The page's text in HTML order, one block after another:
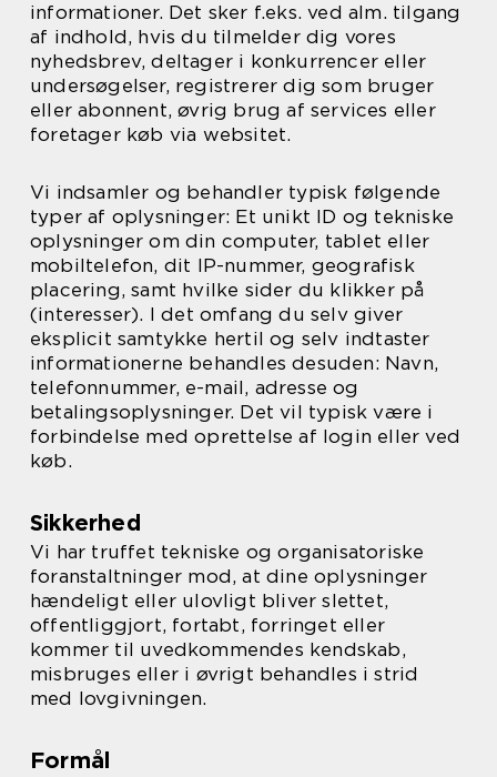
informationer. Det sker f.eks. ved alm. tilgang
af indhold, hvis du tilmelder dig vores
nyhedsbrev, deltager i konkurrencer eller
undersøgelser, registrerer dig som bruger
eller abonnent, øvrig brug af services eller
foretager køb via websitet.
Vi indsamler og behandler typisk følgende
typer af oplysninger: Et unikt ID og tekniske
oplysninger om din computer, tablet eller
mobiltelefon, dit IP-nummer, geografisk
placering, samt hvilke sider du klikker på
(interesser). I det omfang du selv giver
eksplicit samtykke hertil og selv indtaster
informationerne behandles desuden: Navn,
telefonnummer, e-mail, adresse og
betalingsoplysninger. Det vil typisk være i
forbindelse med oprettelse af login eller ved
køb.
Sikkerhed
Vi har truffet tekniske og organisatoriske
foranstaltninger mod, at dine oplysninger
hændeligt eller ulovligt bliver slettet,
offentliggjort, fortabt, forringet eller
kommer til uvedkommendes kendskab,
misbruges eller i øvrigt behandles i strid
med lovgivningen.
Formål